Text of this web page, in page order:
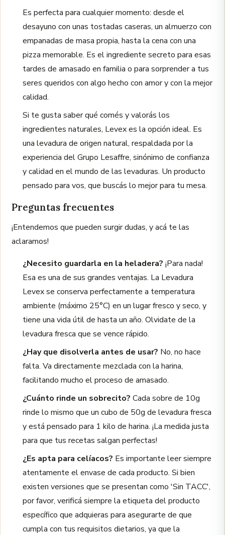
Es perfecta para cualquier momento: desde el
desayuno con unas tostadas caseras, un almuerzo con
empanadas de masa propia, hasta la cena con una
pizza memorable. Es el ingrediente secreto para esas
tardes de amasado en familia o para sorprender a tus
seres queridos con algo hecho con amor y con la mejor
calidad.
Si te gusta saber qué comés y valorás los
ingredientes naturales, Levex es la opción ideal. Es
una levadura de origen natural, respaldada por la
experiencia del Grupo Lesaffre, sinónimo de confianza
y calidad en el mundo de las levaduras. Un producto
pensado para vos, que buscás lo mejor para tu mesa.
Preguntas frecuentes
¡Entendemos que pueden surgir dudas, y acá te las
aclaramos!
¿Necesito guardarla en la heladera? ¡Para nada!
Esa es una de sus grandes ventajas. La Levadura
Levex se conserva perfectamente a temperatura
ambiente (máximo 25°C) en un lugar fresco y seco, y
tiene una vida útil de hasta un año. Olvidate de la
levadura fresca que se vence rápido.
¿Hay que disolverla antes de usar? No, no hace
falta. Va directamente mezclada con la harina,
facilitando mucho el proceso de amasado.
¿Cuánto rinde un sobrecito? Cada sobre de 10g
rinde lo mismo que un cubo de 50g de levadura fresca
y está pensado para 1 kilo de harina. ¡La medida justa
para que tus recetas salgan perfectas!
¿Es apta para celíacos? Es importante leer siempre
atentamente el envase de cada producto. Si bien
existen versiones que se presentan como 'Sin TACC',
por favor, verificá siempre la etiqueta del producto
específico que adquieras para asegurarte de que
cumpla con tus requisitos dietarios, ya que la